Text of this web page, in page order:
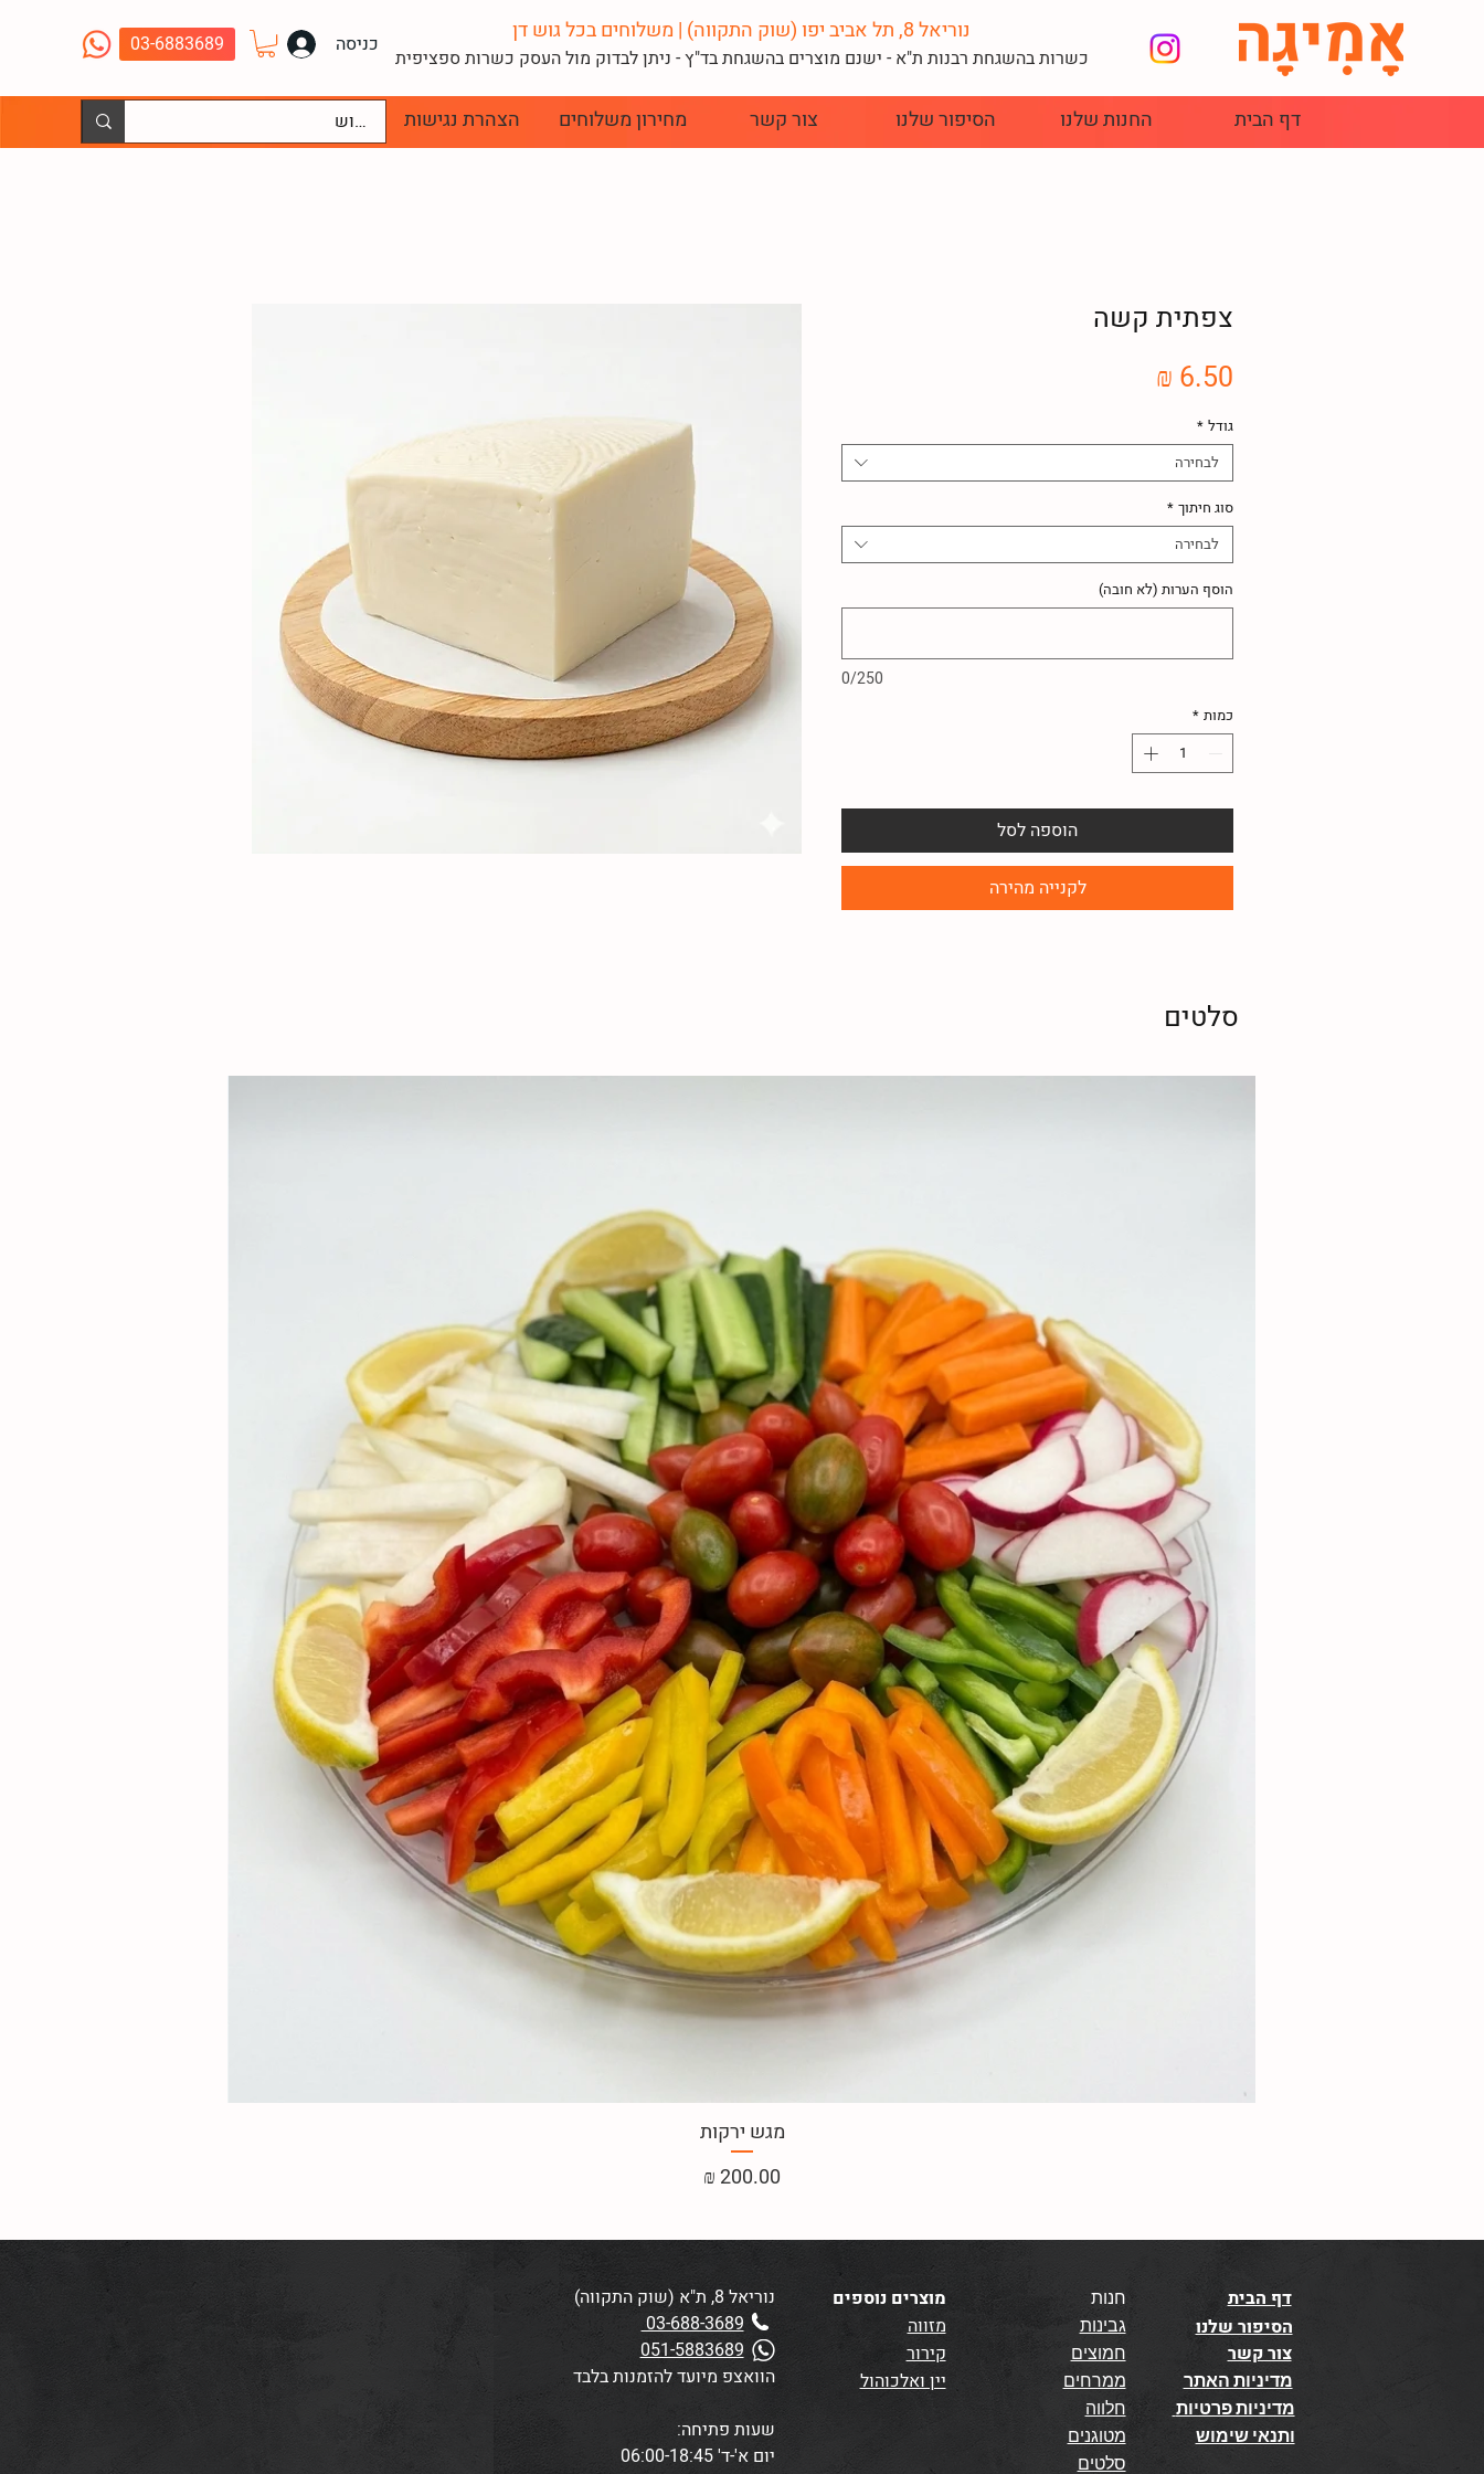
03-6883689 כניסה נוריאל 8, תל אביב יפו (שוק התקווה) | משלוחים בכל גוש דן
כשרות בהשגחת רבנות ת"א - ישנם מוצרים בהשגחת בד"ץ - ניתן לבדוק מול העסק כשרות ספציפית
דף הבית החנות שלנו הסיפור שלנו צור קשר מחירון משלוחים הצהרת נגישות
צפתית קשה
גודל *
לבחירה
סוג חיתוך *
לבחירה
הוסף הערות (לא חובה)
0/250
כמות *
הוספה לסל
לקנייה מהירה
סלטים
מגש ירקות
מחיר
נוריאל 8, ת"א (שוק התקווה)
03-688-3689
051-5883689
הוואצפ מיועד להזמנות בלבד
שעות פתיחה:
יום א'-ד' 06:00-18:45
מוצרים נוספים
מזווה
קירור
יין ואלכוהול
חנות
גבינות
חמוצים
ממרחים
חלווה
מטוגנים
סלטים
דף הבית
הסיפור שלנו
צור קשר
מדיניות האתר
ותנאי שימוש